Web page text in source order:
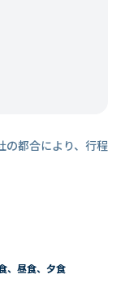
の都合により、行程
、昼食、夕食